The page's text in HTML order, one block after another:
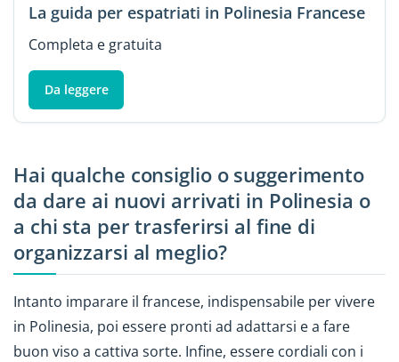
La guida per espatriati in Polinesia Francese
Completa e gratuita
Da leggere
Hai qualche consiglio o suggerimento
da dare ai nuovi arrivati in Polinesia o
a chi sta per trasferirsi al fine di
organizzarsi al meglio?
Intanto imparare il francese, indispensabile per vivere
in Polinesia, poi essere pronti ad adattarsi e a fare
buon viso a cattiva sorte. Infine, essere cordiali con i